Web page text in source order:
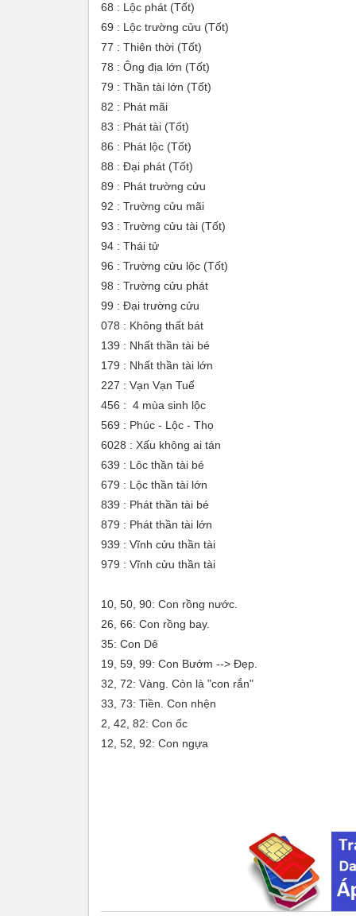
68 : Lộc phát (Tốt)
69 : Lộc trường cửu (Tốt)
77 : Thiên thời (Tốt)
78 : Ông địa lớn (Tốt)
79 : Thần tài lớn (Tốt)
82 : Phát mãi
83 : Phát tài (Tốt)
86 : Phát lộc (Tốt)
88 : Đại phát (Tốt)
89 : Phát trường cửu
92 : Trường cửu mãi
93 : Trường cửu tài (Tốt)
94 : Thái tử
96 : Trường cửu lộc (Tốt)
98 : Trường cửu phát
99 : Đại trường cửu
078 : Không thất bát
139 : Nhất thần tài bé
179 : Nhất thần tài lớn
227 : Vạn Vạn Tuế
456 : 4 mùa sinh lộc
569 : Phúc - Lộc - Thọ
6028 : Xấu không ai tán
639 : Lôc thần tài bé
679 : Lộc thần tài lớn
839 : Phát thần tài bé
879 : Phát thần tài lớn
939 : Vĩnh cửu thần tài
979 : Vĩnh cửu thần tài
10, 50, 90: Con rồng nước.
26, 66: Con rồng bay.
35: Con Dê
19, 59, 99: Con Bướm --> Đẹp.
32, 72: Vàng. Còn là "con rắn"
33, 73: Tiền. Con nhện
2, 42, 82: Con ốc
12, 52, 92: Con ngựa